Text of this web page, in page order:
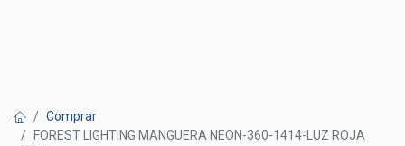
Comprar
FOREST LIGHTING MANGUERA NEON-360-1414-LUZ ROJA